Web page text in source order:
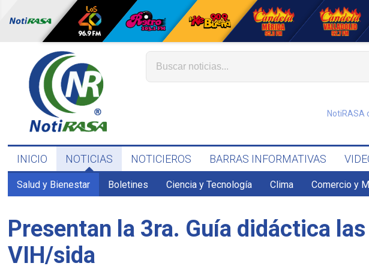
NotiRASA
INICIO NOTICIAS NOTICIEROS BARRAS INFORMATIVAS
Salud y Bienestar Boletines Ciencia y Tecnología Clima Comercio y
Presentan la 3ra. Guía didáctica
VIH/sida